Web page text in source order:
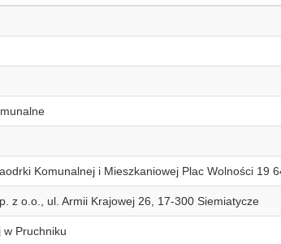
Komunalnej i Mieszkaniowej Plac Wolności 19
z o.o., ul. Armii Krajowej 26, 17-300 Siemiatycze
w Pruchniku